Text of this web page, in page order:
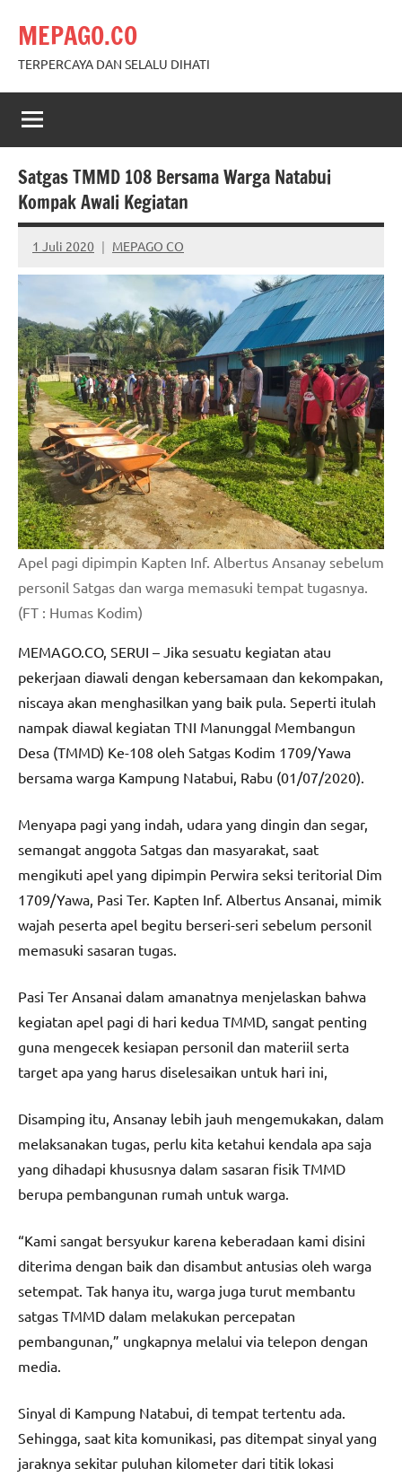
content
MEPAGO.CO
TERPERCAYA DAN SELALU DIHATI
Satgas TMMD 108 Bersama Warga Natabui
Kompak Awali Kegiatan
1 Juli 2020 MEPAGO CO
No
comments
Apel pagi dipimpin Kapten Inf. Albertus Ansanay sebelum
personil Satgas dan warga memasuki tempat tugasnya.
(FT : Humas Kodim)
MEMAGO.CO, SERUI – Jika sesuatu kegiatan atau
pekerjaan diawali dengan kebersamaan dan kekompakan,
niscaya akan menghasilkan yang baik pula. Seperti itulah
nampak diawal kegiatan TNI Manunggal Membangun
Desa (TMMD) Ke-108 oleh Satgas Kodim 1709/Yawa
bersama warga Kampung Natabui, Rabu (01/07/2020).
Menyapa pagi yang indah, udara yang dingin dan segar,
semangat anggota Satgas dan masyarakat, saat
mengikuti apel yang dipimpin Perwira seksi teritorial Dim
1709/Yawa, Pasi Ter. Kapten Inf. Albertus Ansanai, mimik
wajah peserta apel begitu berseri-seri sebelum personil
memasuki sasaran tugas.
Pasi Ter Ansanai dalam amanatnya menjelaskan bahwa
kegiatan apel pagi di hari kedua TMMD, sangat penting
guna mengecek kesiapan personil dan materiil serta
target apa yang harus diselesaikan untuk hari ini,
Disamping itu, Ansanay lebih jauh mengemukakan, dalam
melaksanakan tugas, perlu kita ketahui kendala apa saja
yang dihadapi khususnya dalam sasaran fisik TMMD
berupa pembangunan rumah untuk warga.
“Kami sangat bersyukur karena keberadaan kami disini
diterima dengan baik dan disambut antusias oleh warga
setempat. Tak hanya itu, warga juga turut membantu
satgas TMMD dalam melakukan percepatan
pembangunan,” ungkapnya melalui via telepon dengan
media.
Sinyal di Kampung Natabui, di tempat tertentu ada.
Sehingga, saat kita komunikasi, pas ditempat sinyal yang
jaraknya sekitar puluhan kilometer dari titik lokasi